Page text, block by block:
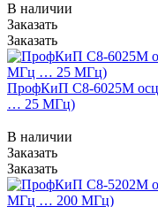
В наличии
Заказать
Заказать
ПрофКиП С8-6025М
… 25 МГц)
В наличии
Заказать
Заказать